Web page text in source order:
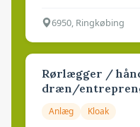
6950, Ringkøbing
Rørlægger /
dræn/
Anlæg Kloak